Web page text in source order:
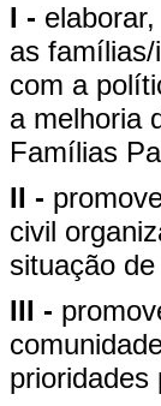
I -
as
com a
a melhoria
Famílias
II -
civil
situação
III -
prioridades